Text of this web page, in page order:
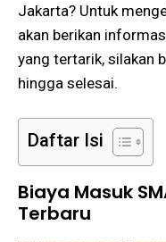
Jakarta? Untuk
akan berikan
yang tertarik, silakan
hingga selesai.
Daftar Isi
Biaya Masuk
Terbaru